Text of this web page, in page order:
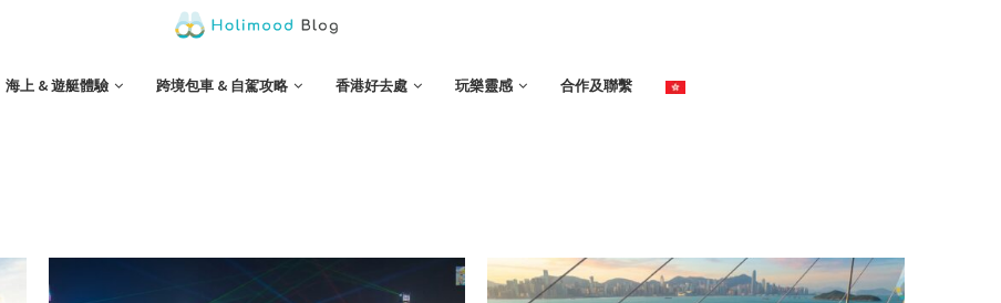
海上 & 遊艇體驗 跨境包車 & 自駕攻略 香港好去處 玩樂靈感 合作及聯繫